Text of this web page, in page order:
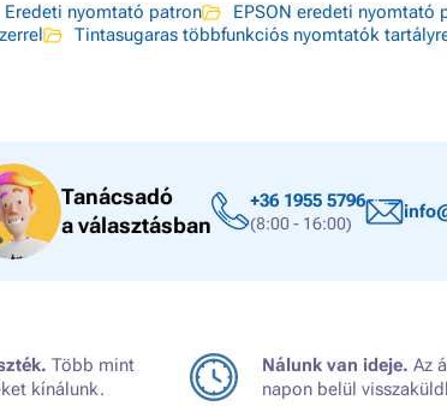
Eredeti nyomtató patron
EPSON eredeti nyomtató
Tintasugaras többfunkciós nyomtatók
Tanácsadó
a választásban
+36 1955 5796
(8:00 - 16:00)
Több mint
kínálunk.
Nálunk van ideje. Az
napon belül